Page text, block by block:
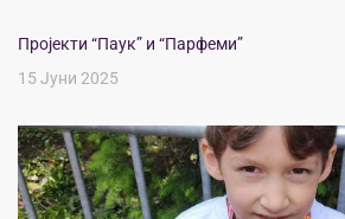
Пројекти “Паук” и “Парфеми”
15 Јуни 2025